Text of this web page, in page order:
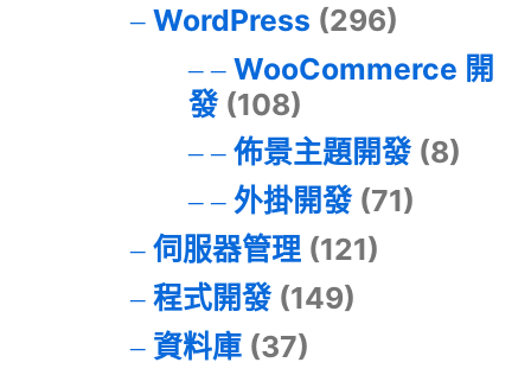
WordPress (296)
WooCommerce 開
發(108)
佈景主題開發(8)
外掛開發(71)
伺服器管理(121)
程式開發(149)
資料庫(37)